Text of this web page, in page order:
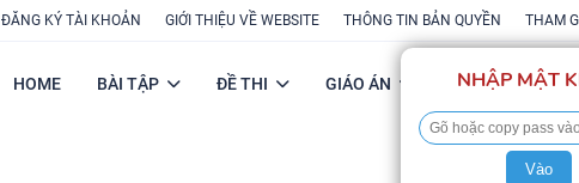
ĐĂNG KÝ TÀI KHOẢN GIỚI THIỆU VỀ WEBSITE THÔNG TIN BẢN QUYỀN THAM
HOME BÀI TẬP ĐỀ THI GIÁO ÁN POWERPOINT
NHẬP MẬT
Vào